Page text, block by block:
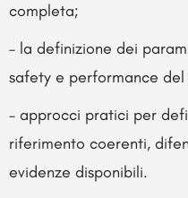
completa;
– la definizione dei
safety e performance
– approcci pratici per
riferimento coerenti,
evidenze disponibili.